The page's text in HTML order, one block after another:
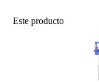
Este producto